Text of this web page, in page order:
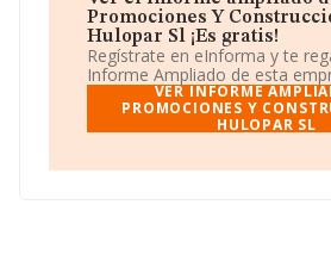
Hulopar S.L, NIF B81595944, se
Galvez núm. 19, (28902), Getafe,
Con los datos a disposición de
empresas pertenecientes al sector,
facturación asciende a 29.817
estima que el promedio de la
información de la provincia
Promociones Y
Hulopar Sl ¡Es gratis!
Regístrate en eInforma y te
Informe Ampliado de esta
VER INFORME
PROMOCIONES Y
HULOPAR SL